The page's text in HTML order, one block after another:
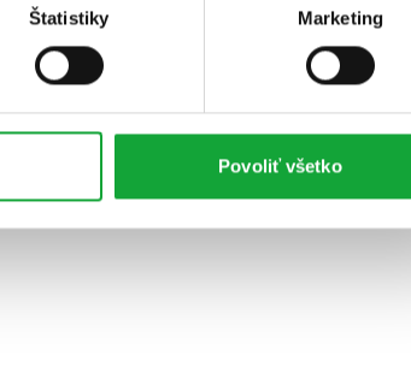
Štatistiky Marketing
Povoliť všetko